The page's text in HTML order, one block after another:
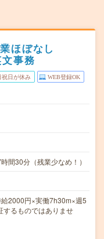
ほぼなし
事務
祝日が休み WEB登録OK
間30分（残業少なめ！）
2000円×実働7h30m×週5
るものではありませ